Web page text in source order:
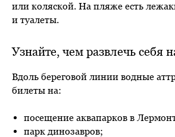
или коляской. На пляже есть
и туалеты.
Узнайте, чем развлечь себя
Вдоль береговой линии водные
билеты на:
посещение аквапарков в
парк динозавров;